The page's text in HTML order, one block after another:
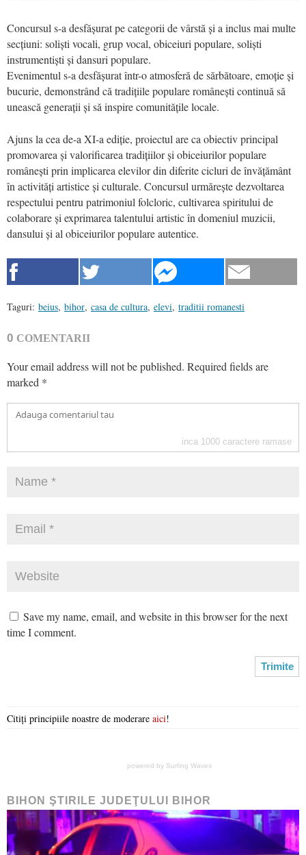
Concursul s-a desfășurat pe categorii de vârstă și a inclus mai multe
secțiuni: soliști vocali, grup vocal, obiceiuri populare, soliști
instrumentiști și dansuri populare.
Evenimentul s-a desfășurat într-o atmosferă de sărbătoare, emoție și
bucurie, demonstrând că tradițiile populare românești continuă să
unească generații și să inspire comunitățile locale.
Ajuns la cea de-a XI-a ediție, proiectul are ca obiectiv principal
promovarea și valorificarea tradițiilor și obiceiurilor populare
românești prin implicarea elevilor din diferite cicluri de învățământ
în activități artistice și culturale. Concursul urmărește dezvoltarea
respectului pentru patrimoniul folcloric, cultivarea spiritului de
colaborare și exprimarea talentului artistic în domeniul muzicii,
dansului și al obiceiurilor populare autentice.
Taguri: beius, bihor, casa de cultura, elevi, traditii romanesti
0 COMENTARII
Your email address will not be published. Required fields are
marked *
inca 1000 caractere ramase
Save my name, email, and website in this browser for the next
time I comment.
Citiți principiile noastre de moderare aici!
powered by Surfing Waves
BIHON ŞTIRILE JUDEŢULUI BIHOR